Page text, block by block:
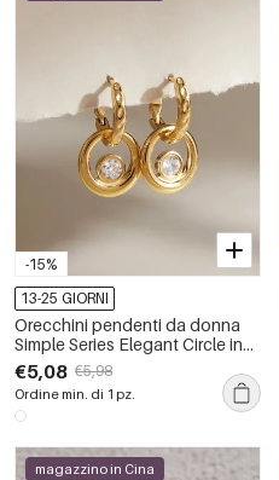
-15%
13-25 GIORNI
Orecchini pendenti da donna
Simple Series Elegant Circle in
acciaio inossidabile color oro
€5,08 €5,98
Ordine min. di 1 pz.
magazzino in Cina